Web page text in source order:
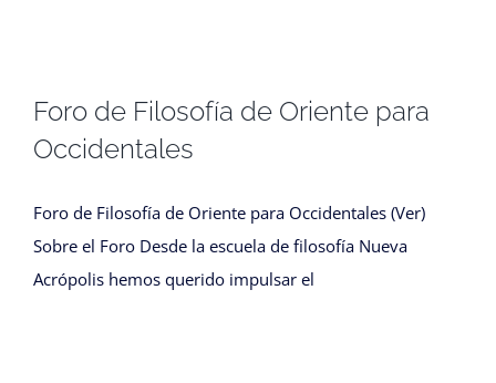
Foro de Filosofía de Oriente para
Occidentales
Foro de Filosofía de Oriente para Occidentales (Ver)
Sobre el Foro Desde la escuela de filosofía Nueva
Acrópolis hemos querido impulsar el